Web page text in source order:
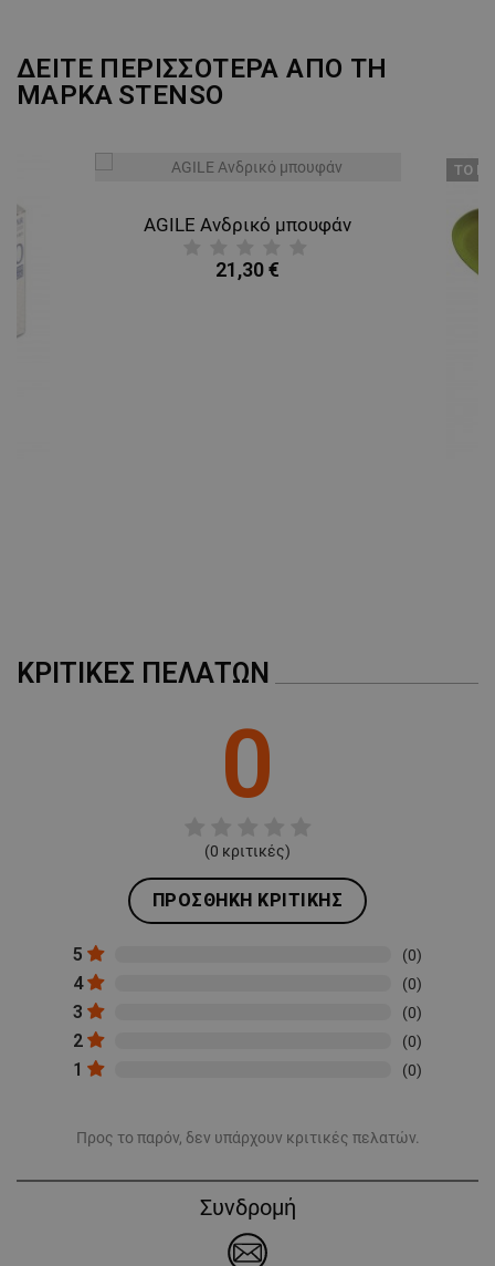
ΔΕΙΤΕ ΠΕΡΙΣΣΟΤΕΡΑ ΑΠΟ ΤΗ
ΜΑΡΚΑ STENSO
AGILE Ανδρικό μπουφάν
21,30 €
ТΟ
ΚΡΙΤΙΚΈΣ ΠΕΛΑΤΏΝ
0
(0 κριτικές)
ΠΡΟΣΘΉΚΗ ΚΡΙΤΙΚΉΣ
5 (0)
4 (0)
3 (0)
2 (0)
1 (0)
Προς το παρόν, δεν υπάρχουν κριτικές πελατών.
Συνδρομή